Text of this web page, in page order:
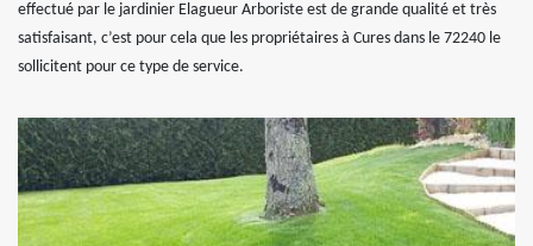
effectué par le jardinier Elagueur Arboriste est de grande qualité et très
satisfaisant, c’est pour cela que les propriétaires à Cures dans le 72240 le
sollicitent pour ce type de service.